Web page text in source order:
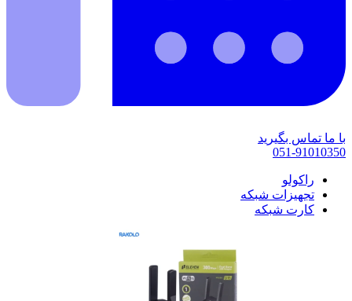
با ما تماس بگیرید
051-91010350
راکولو
تجهیزات شبکه
کارت شبکه